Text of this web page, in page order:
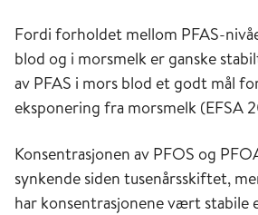
Fordi forholdet mellom PFAS-
blod og i morsmelk er ganske
av PFAS i mors blod et godt mål
eksponering fra morsmelk (EFSA
Konsentrasjonen av PFOS og
synkende siden tusenårsskiftet,
har konsentrasjonene vært stabile